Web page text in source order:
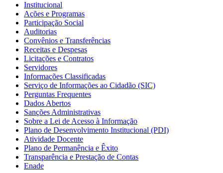
Institucional
Ações e Programas
Participação Social
Auditorias
Convênios e Transferências
Receitas e Despesas
Licitações e Contratos
Servidores
Informações Classificadas
Serviço de Informações ao Cidadão (SIC)
Perguntas Frequentes
Dados Abertos
Sanções Administrativas
Sobre a Lei de Acesso à Informação
Plano de Desenvolvimento Institucional (PDI)
Atividade Docente
Plano de Permanência e Êxito
Transparência e Prestação de Contas
Enade